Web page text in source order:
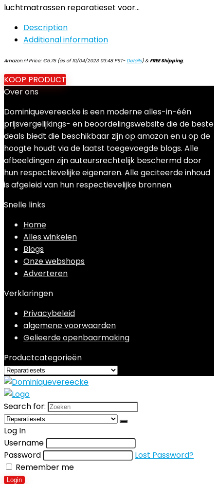
luchtmatrassen reparatieset voor…
Description
Additional information
Amazon.nl Price: €5.75(as of 10/04/2023 03:48 PST-Details)&FREE Shipping.
KOOP PRODUCT
Over ons
Dominiquevereecke is een moderne alles-in-één
prijsvergelijkings- en beoordelingswebsite die de beste
deals biedt die beschikbaar zijn op amazon en u op de
hoogte houdt via de laatst toegevoegde blogs. Alle
afbeeldingen zijn auteursrechtelijk beschermd door
hun respectievelijke eigenaren. Alle geciteerde inhoud
is afgeleid van hun respectievelijke bronnen.
Snelle links
Home
Alles winkelen
Blogs
Onze webshops
Adverteren
Verklaringen
Privacybeleid
algemene voorwaarden
Gelieerde openbaarmaking
Productcategorieën
Search for:
Log In
Username
Password
Lost Password?
Remember me
Login